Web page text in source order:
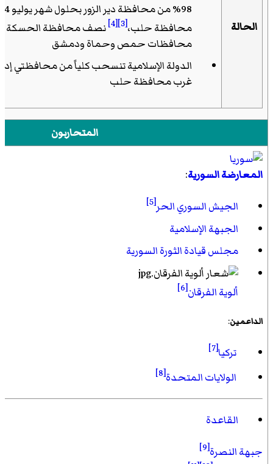
الحالة
98% من محافظة دير الزور بحلول شهر يوليو 2014،
محافظة حلب،[3]
[4]
نصف محافظة الحسكة
محافظات حمص وحماة ودمشق
الدولة الإسلامية تنسحب كلياً من محافظتي
غرب محافظة حلب
المتحاربون
المعارضة السورية:
الجيش السوري الحر[5]
الجبهة الإسلامية
مجلس قيادة الثورة السورية
ألوية الفرقان[6]
الداعمين:
تركيا[7]
الولايات المتحدة[8]
القاعدة
جبهة النصرة[9]